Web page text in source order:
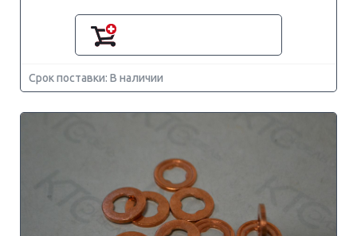
Срок поставки: В наличии